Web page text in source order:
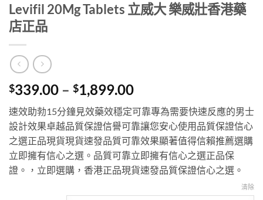
Levifil 20Mg Tablets 立威大 樂威壯香港藥
店正品
$339.00 – $1,899.00Price
range:
$339.00
through
$1,899.00
速效助勃15分鐘見效藥效穩定可靠專為需要快速反應的男士
設計效果卓越品質保證信譽可靠讓您安心使用品質保證信心
之選正品現貨現貨速發品質可靠效果顯著值得信賴推薦選購
立即擁有信心之選。品質可靠立即擁有信心之選正品保
證。，立即選購，香港正品現貨速發品質保證信心之選。
清除